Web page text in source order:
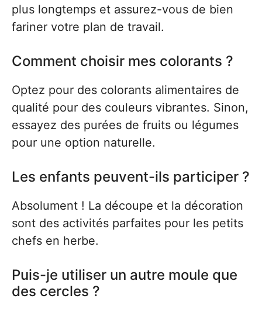
plus longtemps et assurez-vous de bien
fariner votre plan de travail.
Comment choisir mes colorants ?
Optez pour des colorants alimentaires de
qualité pour des couleurs vibrantes. Sinon,
essayez des purées de fruits ou légumes
pour une option naturelle.
Les enfants peuvent-ils participer ?
Absolument ! La découpe et la décoration
sont des activités parfaites pour les petits
chefs en herbe.
Puis-je utiliser un autre moule que
des cercles ?